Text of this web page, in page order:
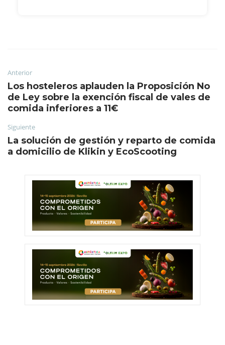
Anterior
Los hosteleros aplauden la Proposición No
de Ley sobre la exención fiscal de vales de
comida inferiores a 11€
Siguiente
La solución de gestión y reparto de comida
a domicilio de Klikin y EcoScooting